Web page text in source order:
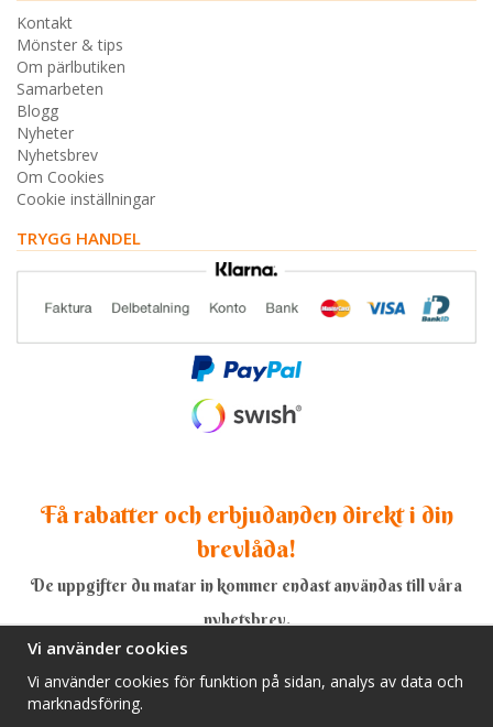
Kontakt
Mönster & tips
Om pärlbutiken
Samarbeten
Blogg
Nyheter
Nyhetsbrev
Om Cookies
Cookie inställningar
TRYGG HANDEL
Få rabatter och erbjudanden direkt i din
brevlåda!
De uppgifter du matar in kommer endast användas till våra
nyhetsbrev.
Vi använder cookies
Vi använder cookies för funktion på sidan, analys av data och
marknadsföring.